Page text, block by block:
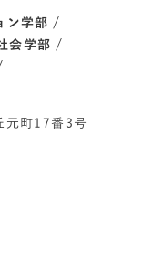
ン学部
会学部
元町17番3号